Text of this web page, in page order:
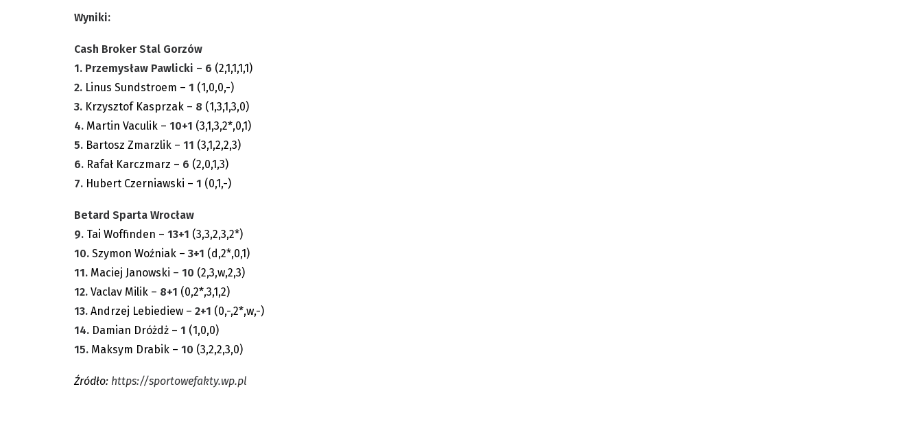
Wyniki:
Cash Broker Stal Gorzów
1. Przemysław Pawlicki – 6 (2,1,1,1,1)
2. Linus Sundstroem – 1 (1,0,0,-)
3. Krzysztof Kasprzak – 8 (1,3,1,3,0)
4. Martin Vaculik – 10+1 (3,1,3,2*,0,1)
5. Bartosz Zmarzlik – 11 (3,1,2,2,3)
6. Rafał Karczmarz – 6 (2,0,1,3)
7. Hubert Czerniawski – 1 (0,1,-)
Betard Sparta Wrocław
9. Tai Woffinden – 13+1 (3,3,2,3,2*)
10. Szymon Woźniak – 3+1 (d,2*,0,1)
11. Maciej Janowski – 10 (2,3,w,2,3)
12. Vaclav Milik – 8+1 (0,2*,3,1,2)
13. Andrzej Lebiediew – 2+1 (0,-,2*,w,-)
14. Damian Dróżdż – 1 (1,0,0)
15. Maksym Drabik – 10 (3,2,2,3,0)
Źródło: https://sportowefakty.wp.pl